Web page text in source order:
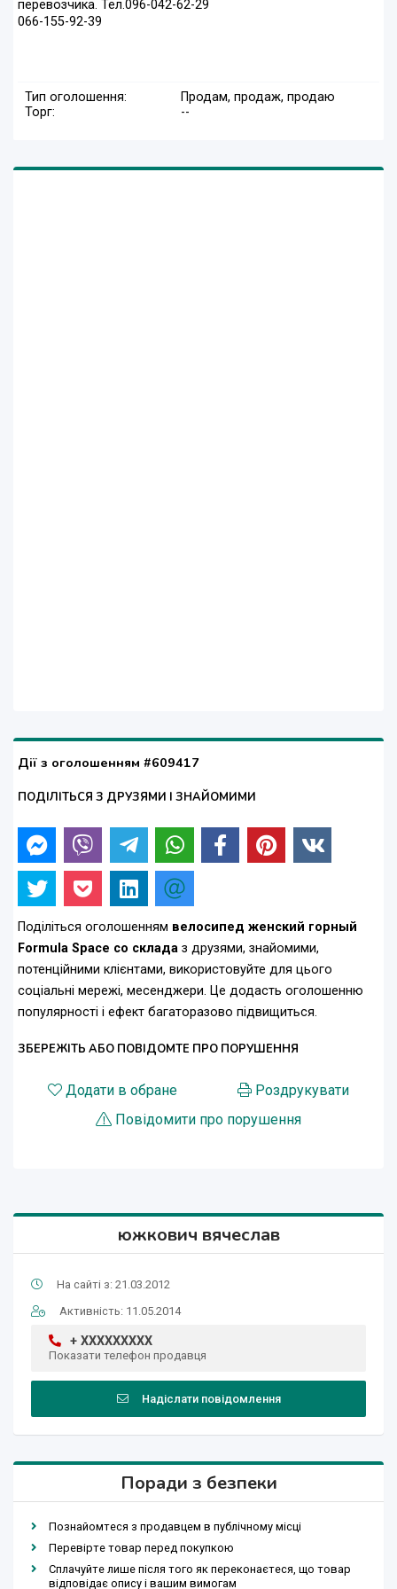
перевозчика. Тел.096-042-62-29
066-155-92-39
Тип оголошення:
Продам, продаж, продаю
Торг:
--
Дії з оголошенням #609417
ПОДІЛІТЬСЯ З ДРУЗЯМИ І ЗНАЙОМИМИ
Поділіться оголошенням велосипед женский горный
Formula Space со склада з друзями, знайомими,
потенційними клієнтами, використовуйте для цього
соціальні мережі, месенджери. Це додасть оголошенню
популярності і ефект багаторазово підвищиться.
ЗБЕРЕЖІТЬ АБО ПОВІДОМТЕ ПРО ПОРУШЕННЯ
Додати в обране
Роздрукувати
Повідомити про порушення
южкович вячеслав
На сайті з: 21.03.2012
Активність: 11.05.2014
+ XXXXXXXXX
Показати телефон продавця
Надіслати повідомлення
Поради з безпеки
Познайомтеся з продавцем в публічному місці
Перевірте товар перед покупкою
Сплачуйте лише після того як переконаєтеся, що товар
відповідає опису і вашим вимогам